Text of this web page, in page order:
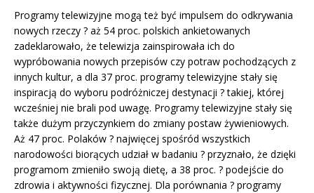
Programy telewizyjne mogą też być impulsem do odkrywania
nowych rzeczy ? aż 54 proc. polskich ankietowanych
zadeklarowało, że telewizja zainspirowała ich do
wypróbowania nowych przepisów czy potraw pochodzących z
innych kultur, a dla 37 proc. programy telewizyjne stały się
inspiracją do wyboru podróżniczej destynacji ? takiej, której
wcześniej nie brali pod uwagę. Programy telewizyjne stały się
także dużym przyczynkiem do zmiany postaw żywieniowych.
Aż 47 proc. Polaków ? najwięcej spośród wszystkich
narodowości biorących udział w badaniu ? przyznało, że dzięki
programom zmieniło swoją dietę, a 38 proc. ? podejście do
zdrowia i aktywności fizycznej. Dla porównania ? programy